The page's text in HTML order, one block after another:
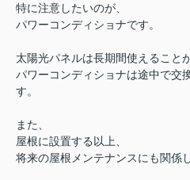
特に注意したいのが、
パワーコンディショナです。
太陽光パネルは長期間使えること
パワーコンディショナは途中で交
す。
また、
屋根に設置する以上、
将来の屋根メンテナンスにも関係